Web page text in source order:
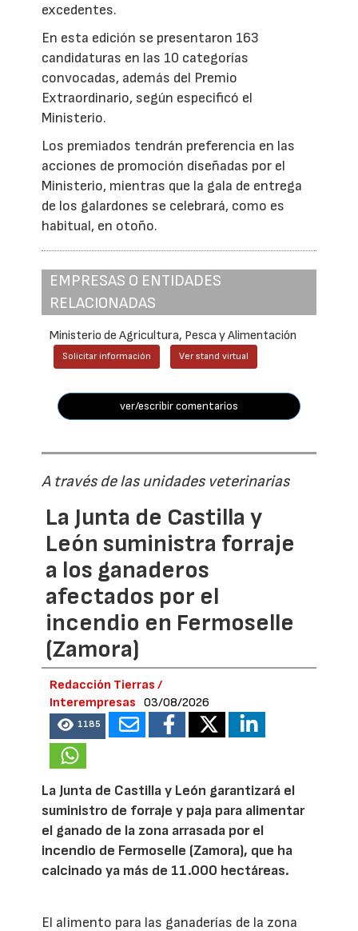
excedentes.
En esta edición se presentaron 163
candidaturas en las 10 categorías
convocadas, además del Premio
Extraordinario, según especificó el
Ministerio.
Los premiados tendrán preferencia en las
acciones de promoción diseñadas por el
Ministerio, mientras que la gala de entrega
de los galardones se celebrará, como es
habitual, en otoño.
EMPRESAS O ENTIDADES
RELACIONADAS
Ministerio de Agricultura, Pesca y Alimentación
Solicitar información Ver stand virtual
ver/escribir comentarios
A través de las unidades veterinarias
La Junta de Castilla y
León suministra forraje
a los ganaderos
afectados por el
incendio en Fermoselle
(Zamora)
Redacción Tierras /
Interempresas
03/08/2026
1185
La Junta de Castilla y León garantizará el
suministro de forraje y paja para alimentar
el ganado de la zona arrasada por el
incendio de Fermoselle (Zamora), que ha
calcinado ya más de 11.000 hectáreas.
El alimento para las ganaderías de la zona